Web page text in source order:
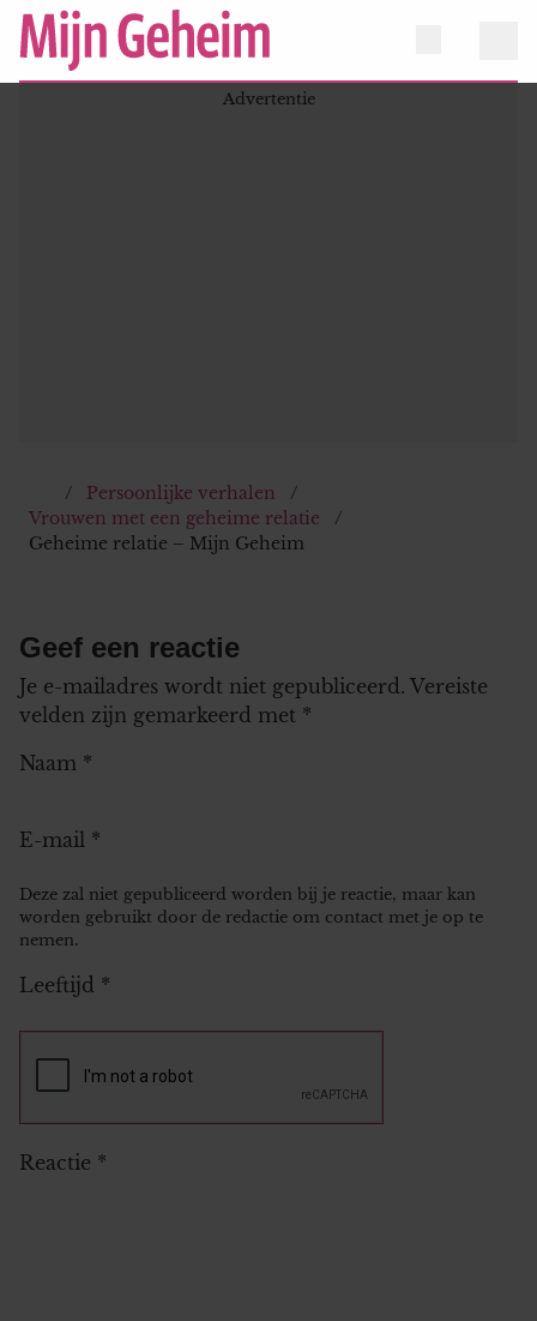
Persoonlijke verhalen
Vrouwen met een geheime relatie
Geheime relatie – Mijn Geheim
Geef een reactie
Je e-mailadres wordt niet gepubliceerd. Vereiste
velden zijn gemarkeerd met *
Naam *
E-mail *
Deze zal niet gepubliceerd worden bij je reactie, maar kan
worden gebruikt door de redactie om contact met je op te
nemen.
Leeftijd *
Reactie *